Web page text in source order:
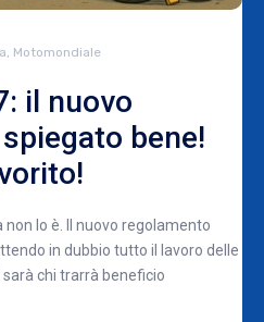
, Motomondiale
il nuovo
bene!
non lo è. Il nuovo regolamento
in dubbio tutto il lavoro delle
chi trarrà beneficio